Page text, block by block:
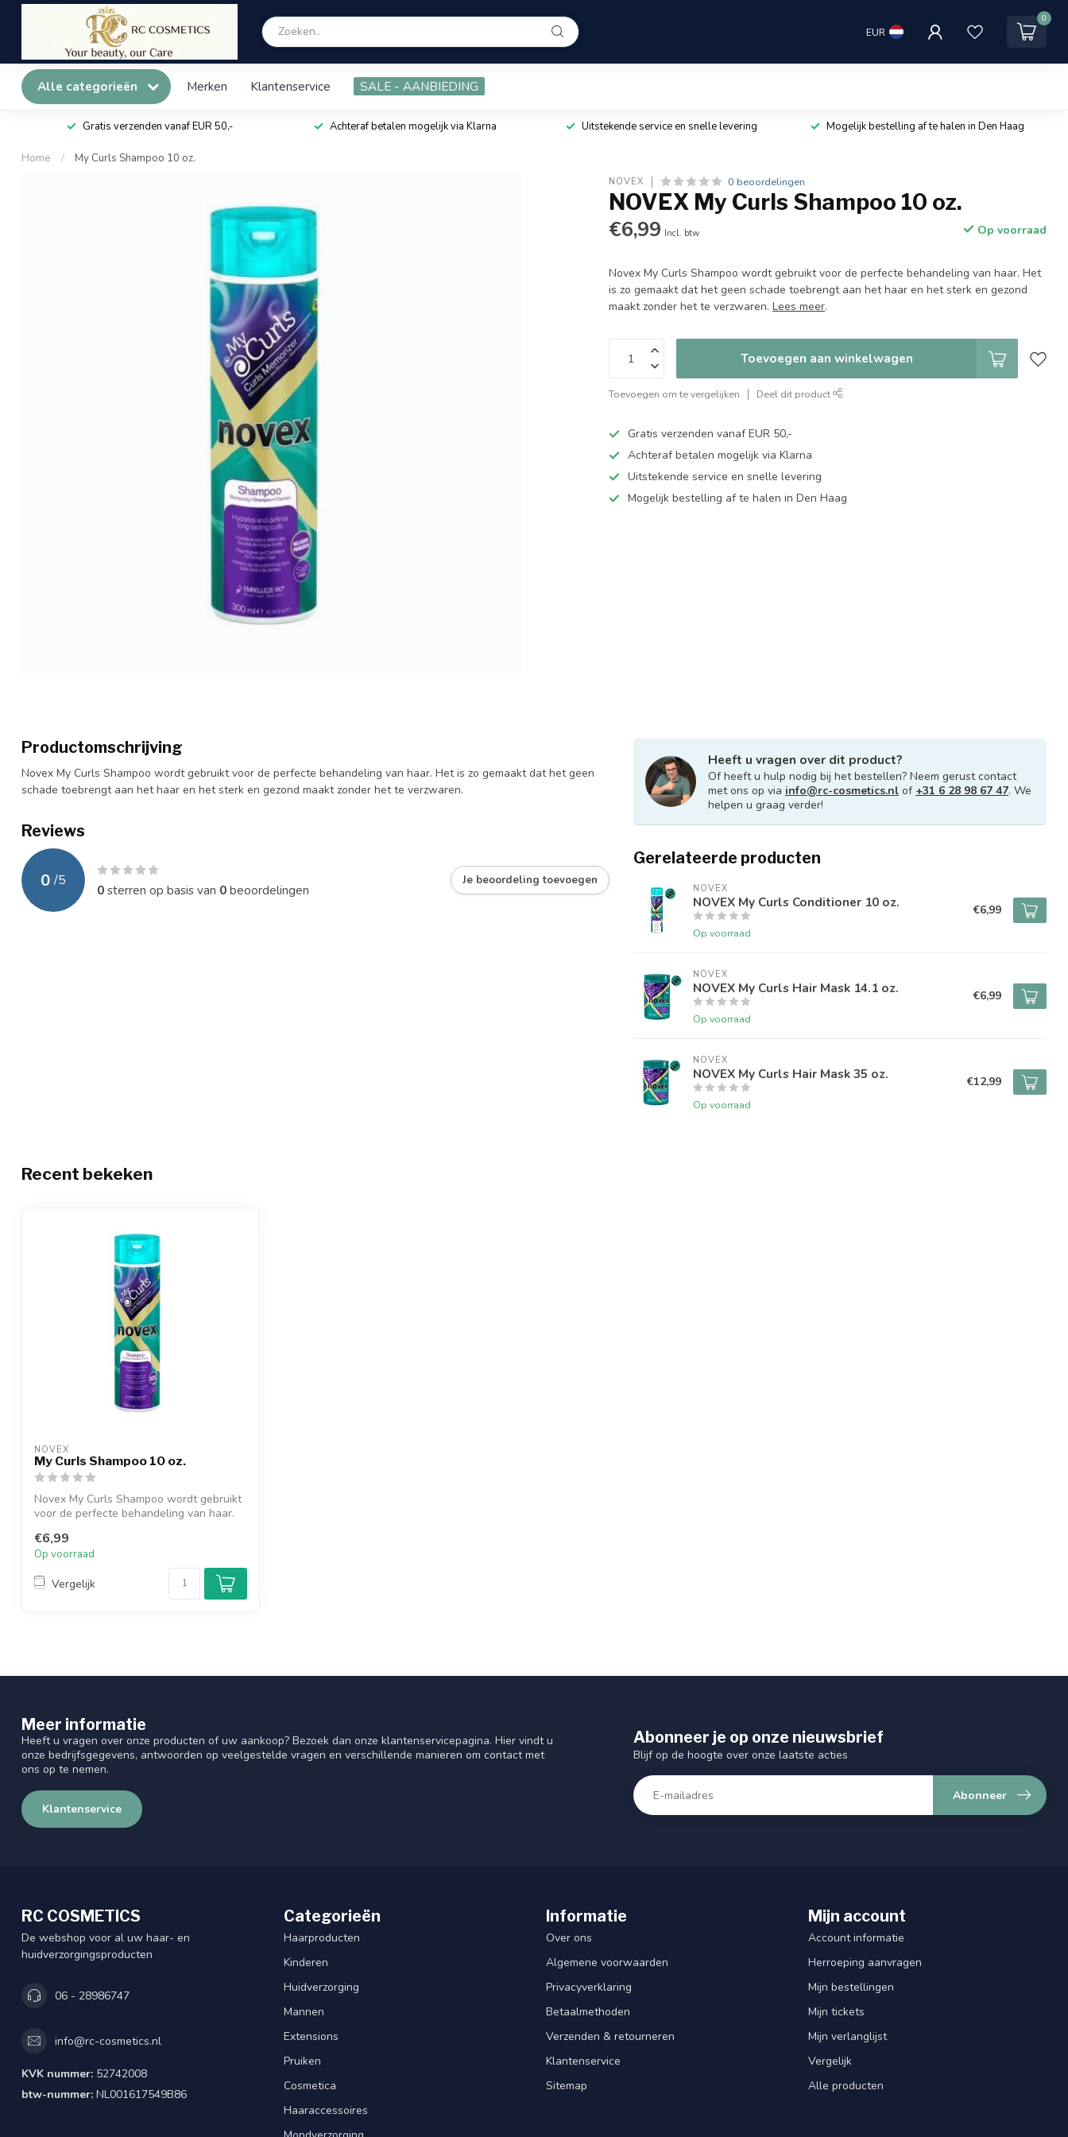
EUR
0
Alle categorieën Merken Klantenservice SALE - AANBIEDING
Gratis verzenden vanaf EUR 50,- Achteraf betalen mogelijk via Klarna Uitstekende service en snelle levering Mogelijk bestelling af te halen in Den Haag
Home / My Curls Shampoo 10 oz.
NOVEX 0 beoordelingen
NOVEX My Curls Shampoo 10 oz.
€6,99 Incl. btw Op voorraad
Novex My Curls Shampoo wordt gebruikt voor de perfecte behandeling van haar. Het
is zo gemaakt dat het geen schade toebrengt aan het haar en het sterk en gezond
maakt zonder het te verzwaren.Lees meer.
Toevoegen aan winkelwagen
Toevoegen om te vergelijken Deel dit product
Gratis verzenden vanaf EUR 50,-
Achteraf betalen mogelijk via Klarna
Uitstekende service en snelle levering
Mogelijk bestelling af te halen in Den Haag
Productomschrijving
Novex My Curls Shampoo wordt gebruikt voor de perfecte behandeling van haar. Het is zo gemaakt dat het geen
schade toebrengt aan het haar en het sterk en gezond maakt zonder het te verzwaren.
Reviews
0 /5
0sterren op basis van 0beoordelingen
Je beoordeling toevoegen
Heeft u vragen over dit product?
Of heeft u hulp nodig bij het bestellen? Neem gerust contact
met ons op via info@rc-cosmetics.nl of +31 6 28 98 67 47. We
helpen u graag verder!
Gerelateerde producten
NOVEX
NOVEX My Curls Conditioner 10 oz.
Op voorraad
€6,99
NOVEX
NOVEX My Curls Hair Mask 14.1 oz.
Op voorraad
€6,99
NOVEX
NOVEX My Curls Hair Mask 35 oz.
Op voorraad
€12,99
Recent bekeken
NOVEX
My Curls Shampoo 10 oz.
Novex My Curls Shampoo wordt gebruikt
voor de perfecte behandeling van haar.
€6,99
Op voorraad
Vergelijk
Meer informatie
Heeft u vragen over onze producten of uw aankoop? Bezoek dan onze klantenservicepagina. Hier vindt u
onze bedrijfsgegevens, antwoorden op veelgestelde vragen en verschillende manieren om contact met
ons op te nemen.
Klantenservice
Abonneer je op onze nieuwsbrief
Blijf op de hoogte over onze laatste acties
Abonneer
RC COSMETICS
De webshop voor al uw haar- en
huidverzorgingsproducten
06 - 28986747
info@rc-cosmetics.nl
KVK nummer: 52742008
btw-nummer: NL001617549B86
Categorieën
Haarproducten
Kinderen
Huidverzorging
Mannen
Extensions
Pruiken
Cosmetica
Haaraccessoires
Informatie
Over ons
Algemene voorwaarden
Privacyverklaring
Betaalmethoden
Verzenden & retourneren
Klantenservice
Sitemap
Mijn account
Account informatie
Herroeping aanvragen
Mijn bestellingen
Mijn tickets
Mijn verlanglijst
Vergelijk
Alle producten